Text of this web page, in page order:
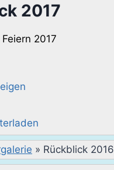
2017
2017
» Rückblick 2016